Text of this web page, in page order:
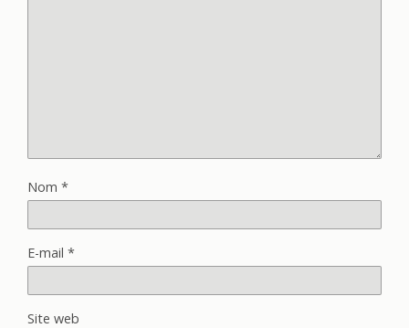
Nom *
E-mail *
Site web